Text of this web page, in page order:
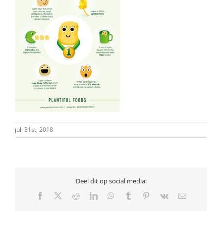
juli 31st, 2018
Deel dit op social media:
Facebook RedditLinkedInWhatsApp
Tumblr Pinterest
Vk
E-